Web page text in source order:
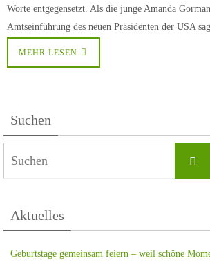
Worte entgegensetzt. Als die junge Amanda
Amtseinführung des neuen Präsidenten der USA
MEHR LESEN
Suchen
Aktuelles
Geburtstage gemeinsam feiern – weil schöne